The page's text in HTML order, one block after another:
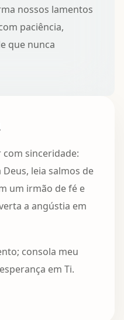
nossos lamentos
paciência,
que nunca
sinceridade:
leia salmos de
um irmão de fé e
a angústia em
consola meu
em Ti.